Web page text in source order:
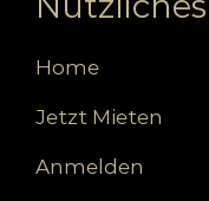
Home
Jetzt Mieten
Anmelden